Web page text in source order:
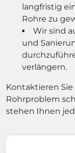
langfristig
Rohre zu
Wir sind
und
verlängern.
Kontaktieren
Rohrproblem
stehen Ihnen